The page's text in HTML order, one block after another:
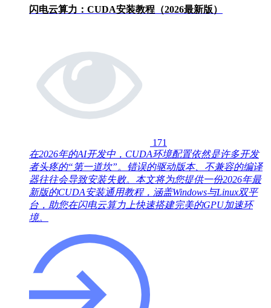
闪电云算力：CUDA安装教程（2026最新版）
171
在2026年的AI开发中，CUDA环境配置依然是许多开发
者头疼的“第一道坎”。错误的驱动版本、不兼容的编译
器往往会导致安装失败。本文将为您提供一份2026年最
新版的CUDA安装通用教程，涵盖Windows与Linux双平
台，助您在闪电云算力上快速搭建完美的GPU加速环
境。